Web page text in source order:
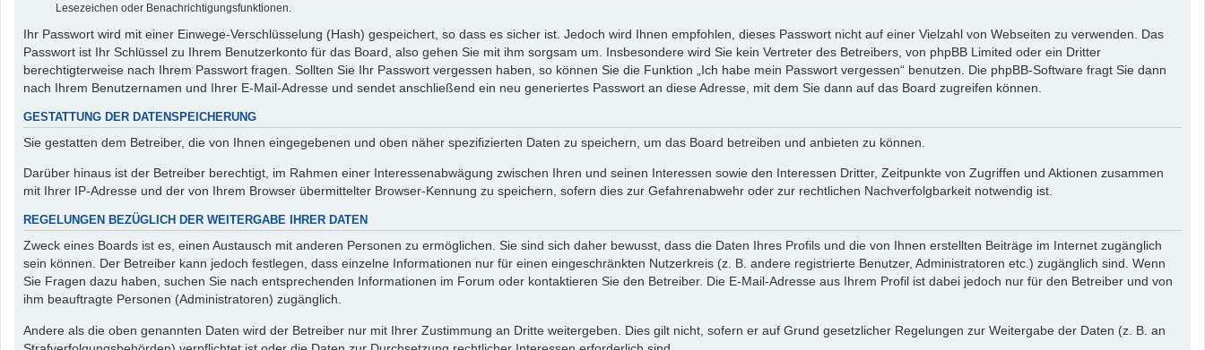
Lesezeichen oder Benachrichtigungsfunktionen.
Ihr Passwort wird mit einer Einwege-Verschlüsselung (Hash) gespeichert, so dass es sicher ist. Jedoch wird Ihnen empfohlen, dieses Passwort nicht auf einer Vielzahl von Webseiten zu verwenden. Das
Passwort ist Ihr Schlüssel zu Ihrem Benutzerkonto für das Board, also gehen Sie mit ihm sorgsam um. Insbesondere wird Sie kein Vertreter des Betreibers, von phpBB Limited oder ein Dritter
berechtigterweise nach Ihrem Passwort fragen. Sollten Sie Ihr Passwort vergessen haben, so können Sie die Funktion „Ich habe mein Passwort vergessen“ benutzen. Die phpBB-Software fragt Sie dann
nach Ihrem Benutzernamen und Ihrer E-Mail-Adresse und sendet anschließend ein neu generiertes Passwort an diese Adresse, mit dem Sie dann auf das Board zugreifen können.
GESTATTUNG DER DATENSPEICHERUNG
Sie gestatten dem Betreiber, die von Ihnen eingegebenen und oben näher spezifizierten Daten zu speichern, um das Board betreiben und anbieten zu können.
Darüber hinaus ist der Betreiber berechtigt, im Rahmen einer Interessenabwägung zwischen Ihren und seinen Interessen sowie den Interessen Dritter, Zeitpunkte von Zugriffen und Aktionen zusammen
mit Ihrer IP-Adresse und der von Ihrem Browser übermittelter Browser-Kennung zu speichern, sofern dies zur Gefahrenabwehr oder zur rechtlichen Nachverfolgbarkeit notwendig ist.
REGELUNGEN BEZÜGLICH DER WEITERGABE IHRER DATEN
Zweck eines Boards ist es, einen Austausch mit anderen Personen zu ermöglichen. Sie sind sich daher bewusst, dass die Daten Ihres Profils und die von Ihnen erstellten Beiträge im Internet zugänglich
sein können. Der Betreiber kann jedoch festlegen, dass einzelne Informationen nur für einen eingeschränkten Nutzerkreis (z. B. andere registrierte Benutzer, Administratoren etc.) zugänglich sind. Wenn
Sie Fragen dazu haben, suchen Sie nach entsprechenden Informationen im Forum oder kontaktieren Sie den Betreiber. Die E-Mail-Adresse aus Ihrem Profil ist dabei jedoch nur für den Betreiber und von
ihm beauftragte Personen (Administratoren) zugänglich.
Andere als die oben genannten Daten wird der Betreiber nur mit Ihrer Zustimmung an Dritte weitergeben. Dies gilt nicht, sofern er auf Grund gesetzlicher Regelungen zur Weitergabe der Daten (z. B. an